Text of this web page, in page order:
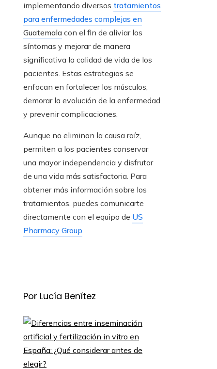
implementando diversos tratamientos
para enfermedades complejas en
Guatemala con el fin de aliviar los
síntomas y mejorar de manera
significativa la calidad de vida de los
pacientes. Estas estrategias se
enfocan en fortalecer los músculos,
demorar la evolución de la enfermedad
y prevenir complicaciones.
Aunque no eliminan la causa raíz,
permiten a los pacientes conservar
una mayor independencia y disfrutar
de una vida más satisfactoria. Para
obtener más información sobre los
tratamientos, puedes comunicarte
directamente con el equipo de US
Pharmacy Group.
Por Lucía Benítez